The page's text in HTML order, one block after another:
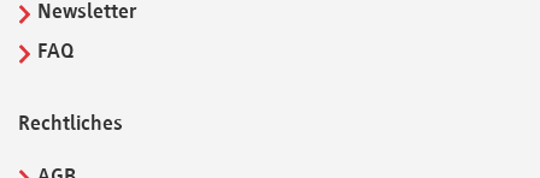
Newsletter
FAQ
Rechtliches